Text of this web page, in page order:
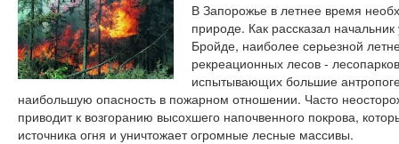
В Запорожье в летнее время
природе. Как рассказал
Бройде, наиболее серьезной
рекреационных лесов -
испытывающих большие
наибольшую опасность в пожарном отношении. Часто
приводит к возгоранию высохшего напочвенного покрова,
источника огня и уничтожает огромные лесные массивы.